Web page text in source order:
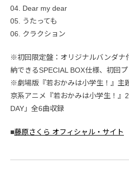
04. Dear my dear
05. うたっても
06. クラクション
※初回限定盤：オリジナルバンダナ
納できるSPECIAL BOX仕様、初回
※劇場版『若おかみは小学生！』主
京系アニメ『若おかみは小学生！』
DAY」全6曲収録
■藤原さくら オフィシャル・サイト